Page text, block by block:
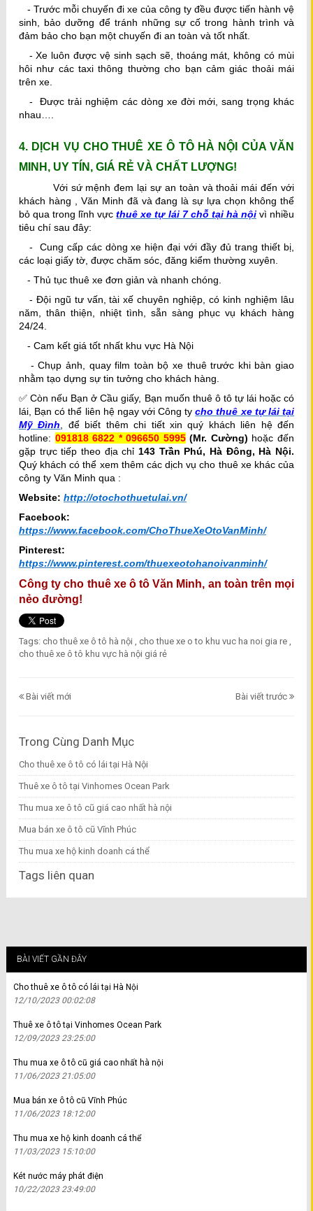
- Trước mỗi chuyến đi xe của công ty đều được tiến hành vệ
sinh, bảo dưỡng để tránh những sự cố trong hành trình và
đảm bảo cho bạn một chuyến đi an toàn và tốt nhất.
- Xe luôn được vệ sinh sạch sẽ, thoáng mát, không có mùi
hôi như các taxi thông thường cho bạn cảm giác thoải mái
trên xe.
- Được trải nghiệm các dòng xe đời mới, sang trọng khác
nhau….
4. DỊCH VỤ CHO THUÊ XE Ô TÔ HÀ NỘI CỦA VĂN
MINH, UY TÍN, GIÁ RẺ VÀ CHẤT LƯỢNG!
Với sứ mệnh đem lại sự an toàn và thoải mái đến với
khách hàng , Văn Minh đã và đang là sự lựa chọn không thể
bỏ qua trong lĩnh vựcthuê xe tự lái 7 chỗ tại hà nội vì nhiều
tiêu chí sau đây:
- Cung cấp các dòng xe hiện đại với đầy đủ trang thiết bị,
các loại giấy tờ, được chăm sóc, đăng kiểm thường xuyên.
- Thủ tục thuê xe đơn giản và nhanh chóng.
- Đội ngũ tư vấn, tài xế chuyên nghiệp, có kinh nghiệm lâu
năm, thân thiện, nhiệt tình, sẵn sàng phục vụ khách hàng
24/24.
- Cam kết giá tốt nhất khu vực Hà Nội
- Chụp ảnh, quay film toàn bộ xe thuê trước khi bàn giao
nhằm tạo dựng sự tin tưởng cho khách hàng.
✅ Còn nếu Bạn ở Cầu giấy, Bạn muốn thuê ô tô tự lái hoặc có
lái, Bạn có thể liên hệ ngay với Công tycho thuê xe tự lái tại
Mỹ Đình , để biết thêm chi tiết xin quý khách liên hệ đến
hotline: 091818 6822 * 096650 5995(Mr. Cường) hoặc đến
gặp trực tiếp theo địa chỉ 143 Trần Phú, Hà Đông, Hà Nội.
Quý khách có thể xem thêm các dịch vụ cho thuê xe khác của
công ty Văn Minh qua :
Website: http://otochothuetulai.vn/
Facebook:
https://www.facebook.com/ChoThueXeOtoVanMinh/
Pinterest:
https://www.pinterest.com/thuexeotohanoivanminh/
Công ty cho thuê xe ô tô Văn Minh, an toàn trên mọi
nẻo đường!
Tags: cho thuê xe ô tô hà nội cho thue xe o to khu vuc ha noi gia re
cho thuê xe ô tô khu vực hà nội giá rẻ
Bài viết mới Bài viết trước
Trong Cùng Danh Mục
Cho thuê xe ô tô có lái tại Hà Nội
Thuê xe ô tô tại Vinhomes Ocean Park
Thu mua xe ô tô cũ giá cao nhất hà nội
Mua bán xe ô tô cũ Vĩnh Phúc
Thu mua xe hộ kinh doanh cá thể
Tags liên quan
BÀI VIẾT GẦN ĐÂY
Cho thuê xe ô tô có lái tại Hà Nội
12/10/2023 00:02:08
Thuê xe ô tô tại Vinhomes Ocean Park
12/09/2023 23:25:00
Thu mua xe ô tô cũ giá cao nhất hà nội
11/06/2023 21:05:00
Mua bán xe ô tô cũ Vĩnh Phúc
11/06/2023 18:12:00
Thu mua xe hộ kinh doanh cá thể
11/03/2023 15:10:00
Két nước máy phát điện
10/22/2023 23:49:00